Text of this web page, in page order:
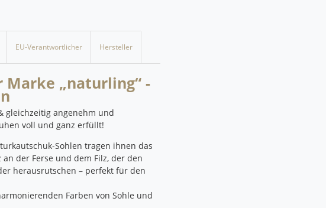
EU-Verantwortlicher Hersteller
Marke „naturling“ -
gleichzeitig angenehm und
voll und ganz erfüllt!
Sohlen tragen ihnen das
der Ferse und dem Filz, der den
herausrutschen – perfekt für den
Farben von Sohle und